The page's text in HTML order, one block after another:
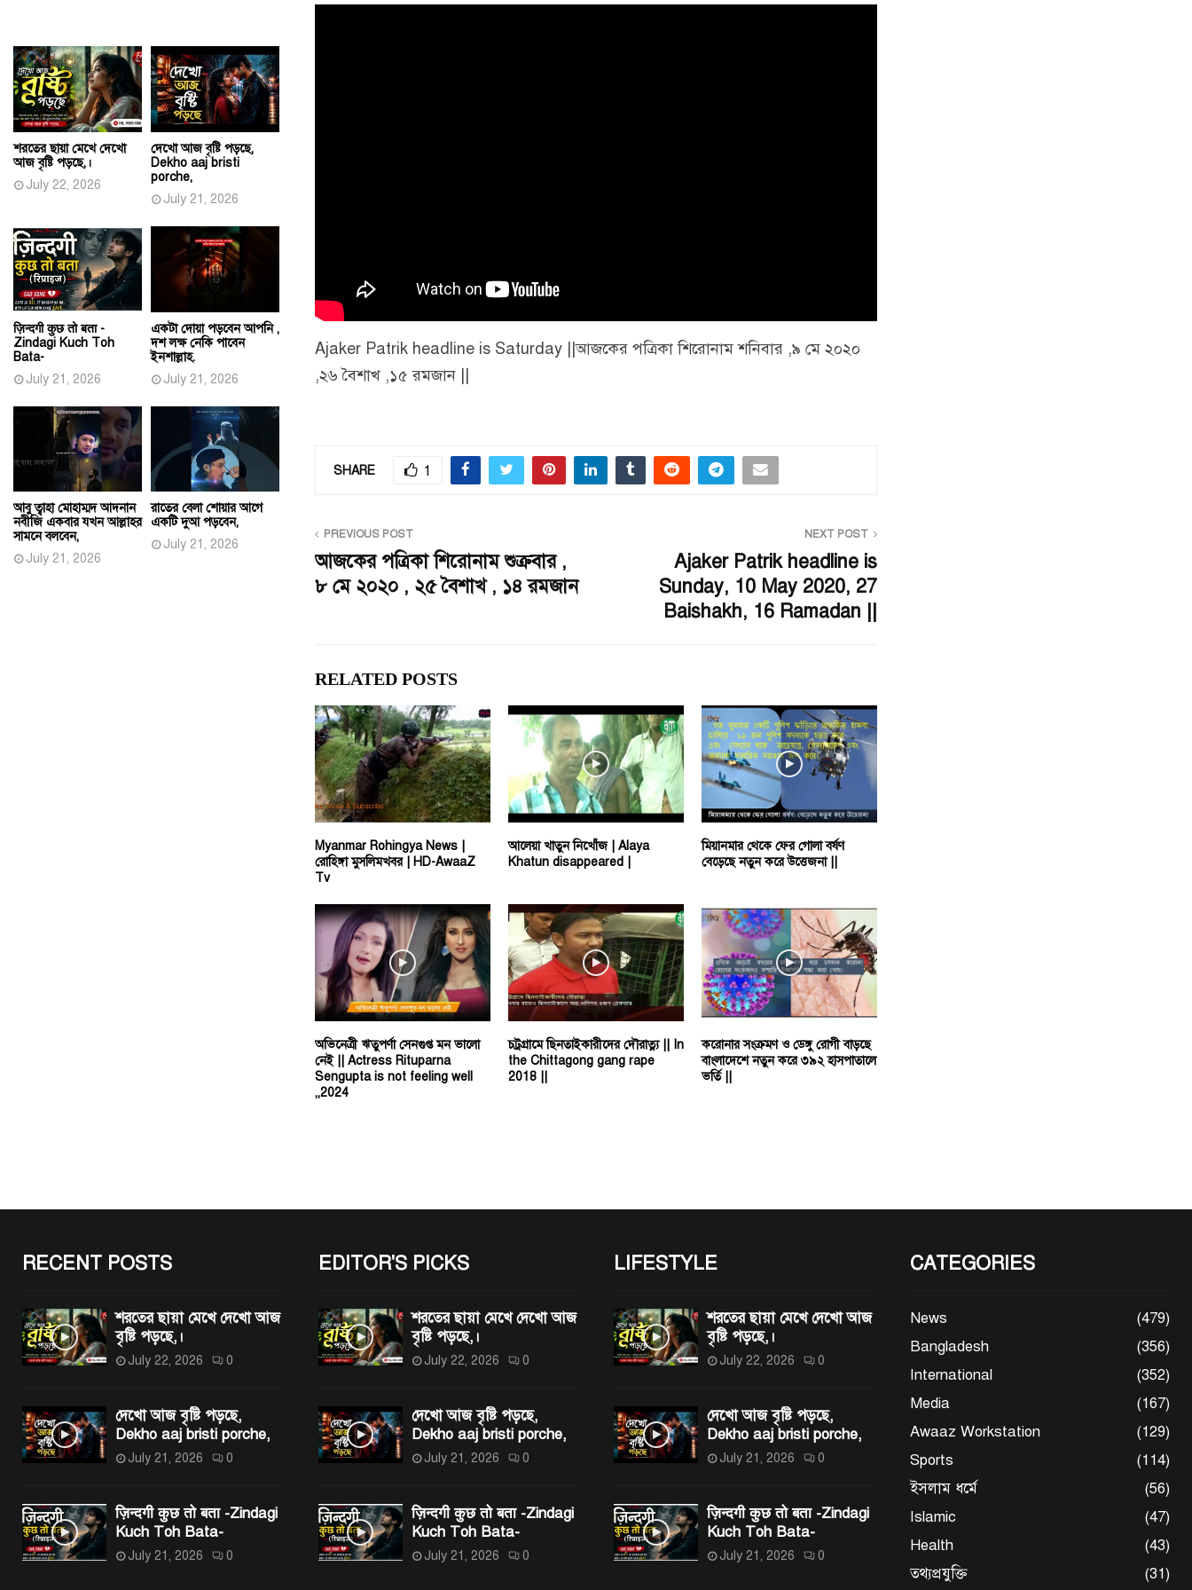
Ajaker Patrik headline is Saturday ||আজকের পত্রিকা শিরোনাম শনিবার ,৯ মে ২০২০
,২৬ বৈশাখ ,১৫ রমজান ||
SHARE 1
PREVIOUS POST
আজকের পত্রিকা শিরোনাম শুক্রবার ,
৮ মে ২০২০ , ২৫ বৈশাখ , ১৪ রমজান
NEXT POST
Ajaker Patrik headline is
Sunday, 10 May 2020, 27
Baishakh, 16 Ramadan ||
RELATED POSTS
Myanmar Rohingya News |
রোহিঙ্গা মুসলিমখবর | HD-AwaaZ
Tv
আলেয়া খাতুন নিখোঁজ | Alaya
Khatun disappeared |
মিয়ানমার থেকে ফের গোলা বর্ষণ
বেড়েছে নতুন করে উত্তেজনা ||
অভিনেত্রী ঋতুপর্ণা সেনগুপ্ত মন ভালো
নেই || Actress Rituparna
Sengupta is not feeling well
,,2024
চট্রগ্রামে ছিনতাইকারীদের দৌরাত্ন্য || In
the Chittagong gang rape
2018 ||
করোনার সংক্রমণ ও ডেঙ্গু রোগী বাড়ছে
বাংলাদেশে নতুন করে ৩৯২ হাসপাতালে
ভর্তি ||
শরতের ছায়া মেখে দেখো
আজ বৃষ্টি পড়ছে,।
July 22, 2026
দেখো আজ বৃষ্টি পড়ছে,
Dekho aaj bristi
porche,
July 21, 2026
ज़िन्दगी कुछ तो बता -
Zindagi Kuch Toh
Bata-
July 21, 2026
একটা দোয়া পড়বেন আপনি ,
দশ লক্ষ নেকি পাবেন
ইনশাল্লাহ.
July 21, 2026
আবু ত্বাহা মোহাম্মদ আদনান
নবীজি একবার যখন আল্লাহর
সামনে বলবেন,
July 21, 2026
রাতের বেলা শোয়ার আগে
একটি দুআ পড়বেন,
July 21, 2026
RECENT POSTS
শরতের ছায়া মেখে দেখো আজ
বৃষ্টি পড়ছে,।
July 22, 2026 0
দেখো আজ বৃষ্টি পড়ছে,
Dekho aaj bristi porche,
July 21, 2026 0
ज़िन्दगी कुछ तो बता -Zindagi
Kuch Toh Bata-
July 21, 2026 0
EDITOR'S PICKS
শরতের ছায়া মেখে দেখো আজ
বৃষ্টি পড়ছে,।
July 22, 2026 0
দেখো আজ বৃষ্টি পড়ছে,
Dekho aaj bristi porche,
July 21, 2026 0
ज़िन्दगी कुछ तो बता -Zindagi
Kuch Toh Bata-
July 21, 2026 0
LIFESTYLE
শরতের ছায়া মেখে দেখো আজ
বৃষ্টি পড়ছে,।
July 22, 2026 0
দেখো আজ বৃষ্টি পড়ছে,
Dekho aaj bristi porche,
July 21, 2026 0
ज़िन्दगी कुछ तो बता -Zindagi
Kuch Toh Bata-
July 21, 2026 0
CATEGORIES
News
(479)
Bangladesh
(356)
International
(352)
Media
(167)
Awaaz Workstation
(129)
Sports
(114)
ইসলাম ধর্মে
(56)
Islamic
(47)
Health
(43)
তথ্যপ্রযুক্তি
(31)